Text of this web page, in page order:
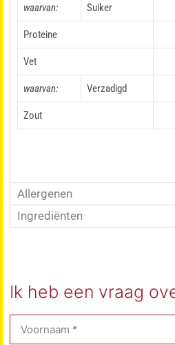
waarvan: Suiker
Proteine
Vet
waarvan: Verzadigd
Zout
Allergenen
Ingrediënten
Ik heb een vraag